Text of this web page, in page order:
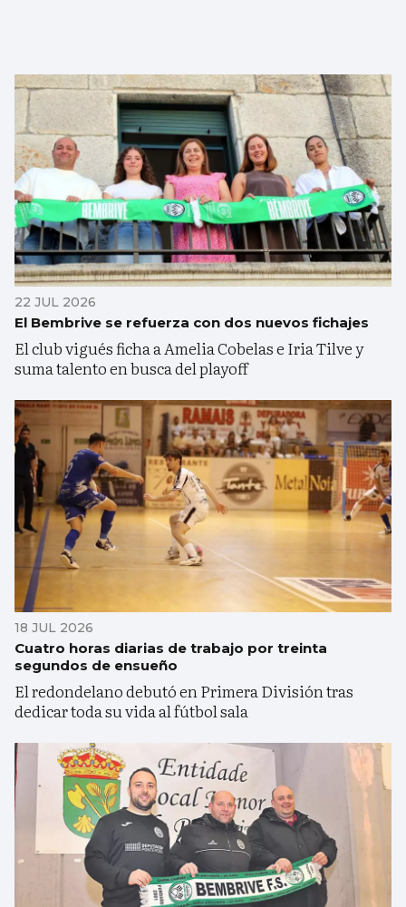
22 JUL 2026
El Bembrive se refuerza con dos nuevos fichajes
El club vigués ficha a Amelia Cobelas e Iria Tilve y
suma talento en busca del playoff
18 JUL 2026
Cuatro horas diarias de trabajo por treinta
segundos de ensueño
El redondelano debutó en Primera División tras
dedicar toda su vida al fútbol sala